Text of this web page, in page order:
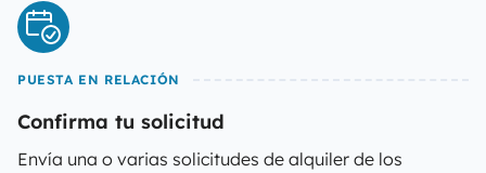
PUESTA EN RELACIÓN
Confirma tu solicitud
Envía una o varias solicitudes de alquiler de los